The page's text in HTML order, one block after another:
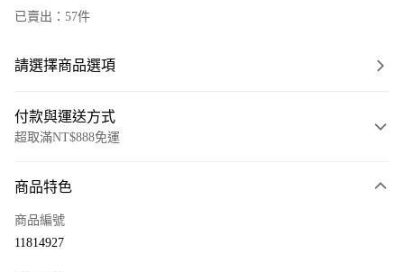
已賣出：57件
請選擇商品選項
付款與運送方式
超取滿NT$888免運
信用卡一次付款
商品特色
商品編號
11814927